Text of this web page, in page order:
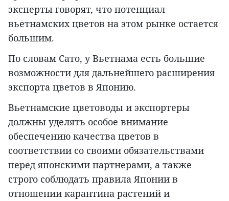
эксперты говорят, что потенциал
вьетнамских цветов на этом рынке остается
большим.
По словам Сато, у Вьетнама есть большие
возможности для дальнейшего расширения
экспорта цветов в Японию.
Вьетнамские цветоводы и экспортеры
должны уделять особое внимание
обеспечению качества цветов в
соответствии со своими обязательствами
перед японскими партнерами, а также
строго соблюдать правила Японии в
отношении карантина растений и